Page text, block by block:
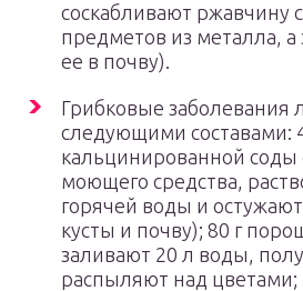
соскабливают ржавчину
предметов из металла,
ее в почву).
Грибковые заболевания
следующими составами:
кальцинированной соды
моющего средства,
горячей воды и
кусты и почву); 80 г
заливают 20 л воды,
распыляют над цветами;